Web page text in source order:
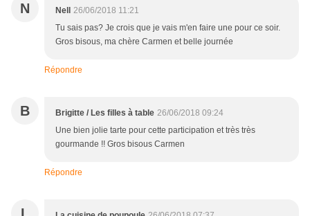
N Nell
26/06/2018 11:21
Tu sais pas? Je crois que je vais m'en faire une pour ce soir.
Gros bisous, ma chère Carmen et belle journée
Répondre
B Brigitte / Les filles à table 26/06/2018 09:24
Une bien jolie tarte pour cette participation et très très
gourmande !! Gros bisous Carmen
Répondre